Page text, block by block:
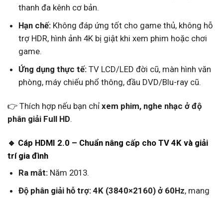
thanh đa kênh cơ bản.
Hạn chế:Không đáp ứng tốt cho game thủ, không hỗ
trợ HDR, hình ảnh 4K bị giật khi xem phim hoặc chơi
game.
Ứng dụng thực tế:TV LCD/LED đời cũ, màn hình văn
phòng, máy chiếu phổ thông, đầu DVD/Blu-ray cũ.
👉 Thích hợp nếu bạn chỉ xem phim, nghe nhạc ở độ
phân giải Full HD.
🔹 Cáp HDMI 2.0 – Chuẩn nâng cấp cho TV 4K và giải
trí gia đình
Ra mắt:Năm 2013.
Độ phân giải hỗ trợ: 4K (3840×2160) ở 60Hz, mang